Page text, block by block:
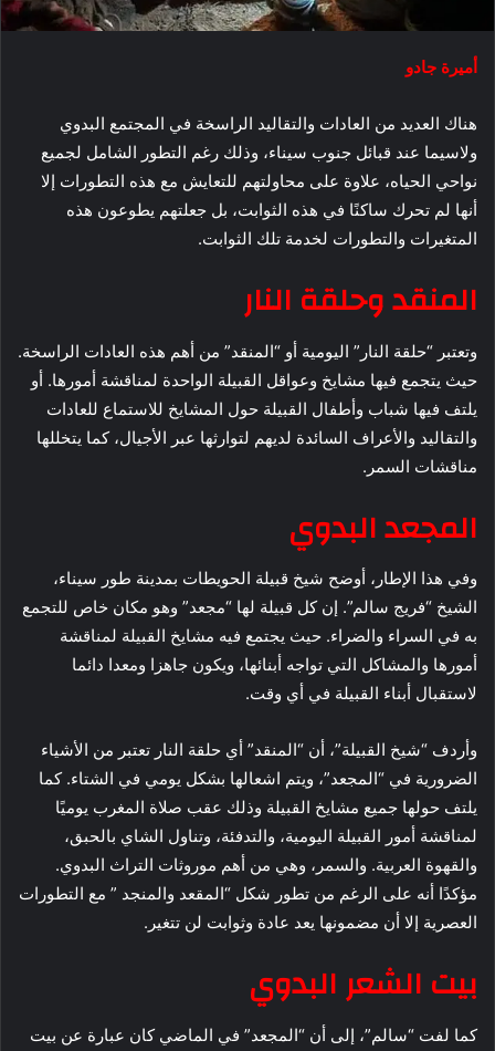
أميرة جادو
هناك العديد من العادات والتقاليد الراسخة في المجتمع البدوي
ولاسيما عند قبائل جنوب سيناء، وذلك رغم التطور الشامل لجميع
نواحي الحياه، علاوة على محاولتهم للتعايش مع هذه التطورات إلا
أنها لم تحرك ساكنًا في هذه الثوابت، بل جعلتهم يطوعون هذه
المتغيرات والتطورات لخدمة تلك الثوابت.
المنقد وحلقة النار
وتعتبر “حلقة النار” اليومية أو “المنقد” من أهم هذه العادات الراسخة.
حيث يتجمع فيها مشايخ وعواقل القبيلة الواحدة لمناقشة أمورها. أو
يلتف فيها شباب وأطفال القبيلة حول المشايخ للاستماع للعادات
والتقاليد والأعراف السائدة لديهم لتوارثها عبر الأجيال، كما يتخللها
مناقشات السمر.
المجعد البدوي
وفي هذا الإطار، أوضح شيخ قبيلة الحويطات بمدينة طور سيناء،
الشيخ “فريج سالم”. إن كل قبيلة لها “مجعد” وهو مكان خاص للتجمع
به في السراء والضراء. حيث يجتمع فيه مشايخ القبيلة لمناقشة
أمورها والمشاكل التي تواجه أبنائها، ويكون جاهزا ومعدا دائما
لاستقبال أبناء القبيلة في أي وقت.
وأردف “شيخ القبيلة”، أن “المنقد” أي حلقة النار تعتبر من الأشياء
الضرورية في “المجعد”، ويتم اشعالها بشكل يومي في الشتاء. كما
يلتف حولها جميع مشايخ القبيلة وذلك عقب صلاة المغرب يوميًا
لمناقشة أمور القبيلة اليومية، والتدفئة، وتناول الشاي بالحبق،
والقهوة العربية. والسمر، وهي من أهم موروثات التراث البدوي.
مؤكدًا أنه على الرغم من تطور شكل “المقعد والمنجد ” مع التطورات
العصرية إلا أن مضمونها يعد عادة وثوابت لن تتغير.
بيت الشعر البدوي
كما لفت “سالم”، إلى أن “المجعد” في الماضي كان عبارة عن بيت